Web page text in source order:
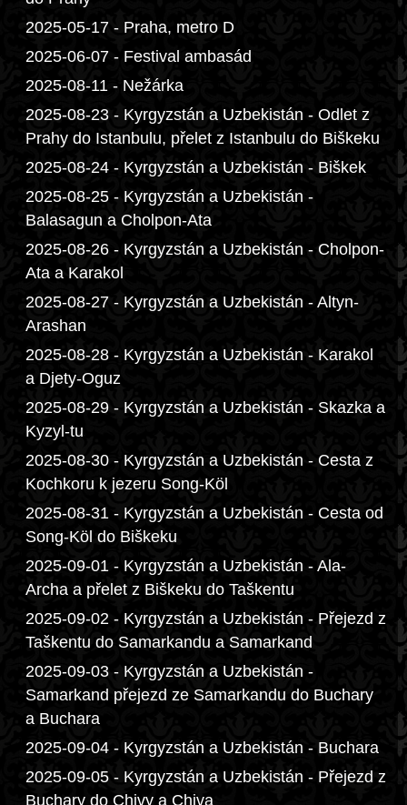
2025-05-17 - Praha, metro D
2025-06-07 - Festival ambasád
2025-08-11 - Nežárka
2025-08-23 - Kyrgyzstán a Uzbekistán - Odlet z
Prahy do Istanbulu, přelet z Istanbulu do Biškeku
2025-08-24 - Kyrgyzstán a Uzbekistán - Biškek
2025-08-25 - Kyrgyzstán a Uzbekistán -
Balasagun a Cholpon-Ata
2025-08-26 - Kyrgyzstán a Uzbekistán - Cholpon-
Ata a Karakol
2025-08-27 - Kyrgyzstán a Uzbekistán - Altyn-
Arashan
2025-08-28 - Kyrgyzstán a Uzbekistán - Karakol
a Djety-Oguz
2025-08-29 - Kyrgyzstán a Uzbekistán - Skazka a
Kyzyl-tu
2025-08-30 - Kyrgyzstán a Uzbekistán - Cesta z
Kochkoru k jezeru Song-Köl
2025-08-31 - Kyrgyzstán a Uzbekistán - Cesta od
Song-Köl do Biškeku
2025-09-01 - Kyrgyzstán a Uzbekistán - Ala-
Archa a přelet z Biškeku do Taškentu
2025-09-02 - Kyrgyzstán a Uzbekistán - Přejezd z
Taškentu do Samarkandu a Samarkand
2025-09-03 - Kyrgyzstán a Uzbekistán -
Samarkand přejezd ze Samarkandu do Buchary
a Buchara
2025-09-04 - Kyrgyzstán a Uzbekistán - Buchara
2025-09-05 - Kyrgyzstán a Uzbekistán - Přejezd z
Buchary do Chivy a Chiva